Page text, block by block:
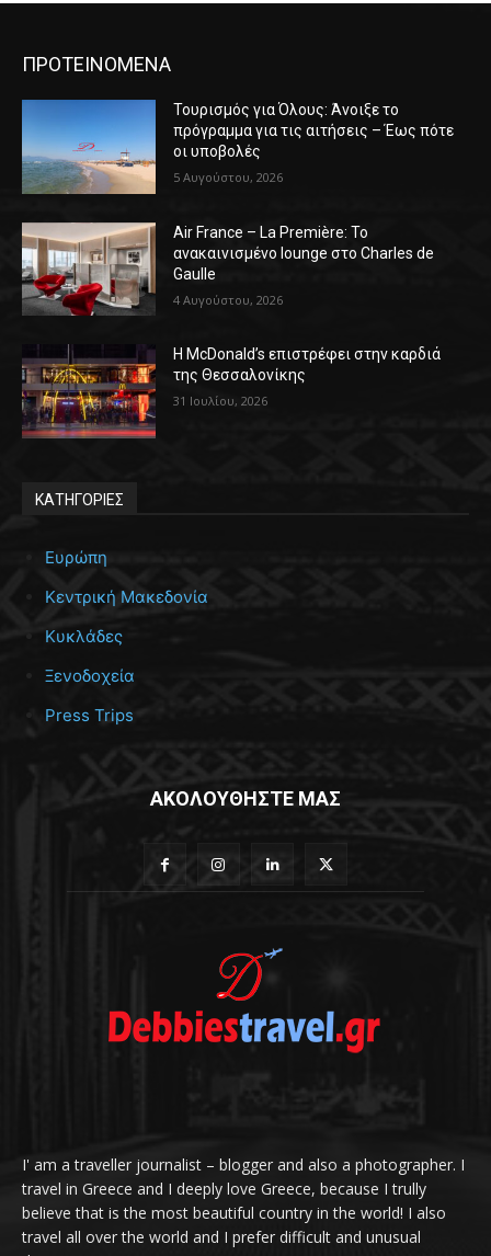
ΠΡΟΤΕΙΝΟΜΕΝΑ
Τουρισμός για Όλους: Άνοιξε το
πρόγραμμα για τις αιτήσεις – Έως πότε
οι υποβολές
5 Αυγούστου, 2026
Air France – La Première: Το
ανακαινισμένο lounge στο Charles de
Gaulle
4 Αυγούστου, 2026
Η McDonald’s επιστρέφει στην καρδιά
της Θεσσαλονίκης
31 Ιουλίου, 2026
ΚΑΤΗΓΟΡΙΕΣ
Ευρώπη
Κεντρική Μακεδονία
Κυκλάδες
Ξενοδοχεία
Press Trips
ΑΚΟΛΟΥΘΗΣΤΕ ΜΑΣ
I' am a traveller journalist – blogger and also a photographer. I
travel in Greece and I deeply love Greece, because I trully
believe that is the most beautiful country in the world! I also
travel all over the world and I prefer difficult and unusual